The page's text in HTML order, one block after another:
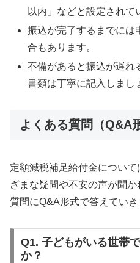
以内」などと設定されて
振込が完了するまでには
合もあります。
不備があると振込が遅れ
書類は丁寧に記入しまし
よくある質問（Q&A
定額減税補足給付金につい
ざまな疑問や不安の声が聞
質問にQ&A形式で答えていき
Q1. 子どもがいる世帯
か？